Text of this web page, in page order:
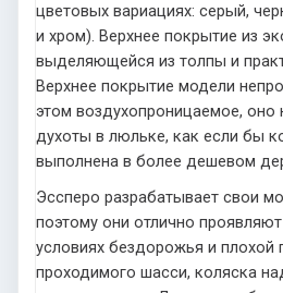
цветовых вариациях: серый,
и хром). Верхнее покрытие из
выделяющейся из толпы и
Верхнее покрытие модели
этом воздухопроницаемое, оно
духоты в люльке, как если бы
выполнена в более дешевом
Эссперо разрабатывает свои
поэтому они отлично
условиях бездорожья и
проходимого шасси, коляска